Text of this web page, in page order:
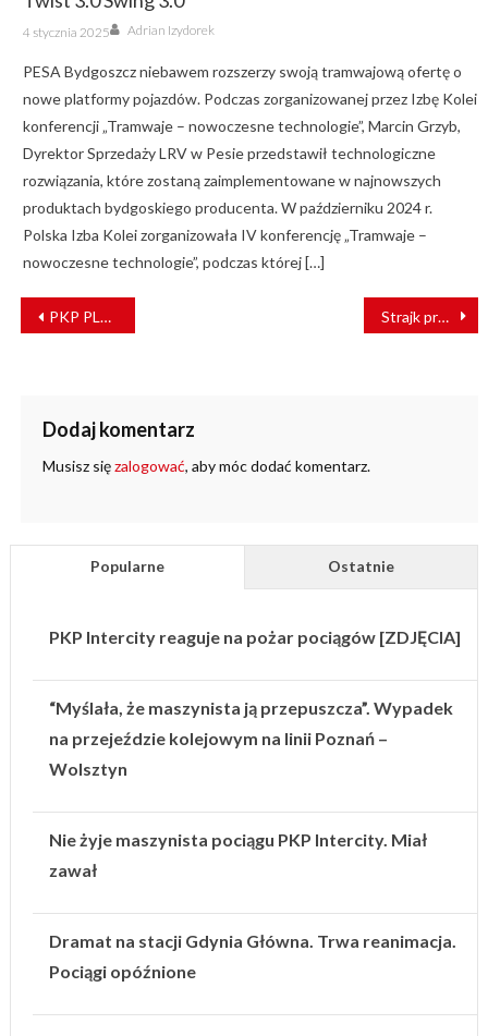
Posted
on
4 stycznia 2025 Author
Adrian Izydorek
PESA Bydgoszcz niebawem rozszerzy swoją tramwajową ofertę o
nowe platformy pojazdów. Podczas zorganizowanej przez Izbę Kolei
konferencji „Tramwaje – nowoczesne technologie”, Marcin Grzyb,
Dyrektor Sprzedaży LRV w Pesie przedstawił technologiczne
rozwiązania, które zostaną zaimplementowane w najnowszych
produktach bydgoskiego producenta. W październiku 2024 r.
Polska Izba Kolei zorganizowała IV konferencję „Tramwaje –
nowoczesne technologie”, podczas której […]
NAWIGACJA
WPISU
PKP PLK przebudują linię kolejową Warszawa Wschodnia – Warszawa Wawer Strajk pracowników niemieckiej kolei. Utrudnienia potrwają do piątku
Dodaj komentarz
Musisz sięzalogować, aby móc dodać komentarz.
Popularne Ostatnie
PKP Intercity reaguje na pożar pociągów [ZDJĘCIA]
“Myślała, że maszynista ją przepuszcza”. Wypadek
na przejeździe kolejowym na linii Poznań –
Wolsztyn
Nie żyje maszynista pociągu PKP Intercity. Miał
zawał
Dramat na stacji Gdynia Główna. Trwa reanimacja.
Pociągi opóźnione